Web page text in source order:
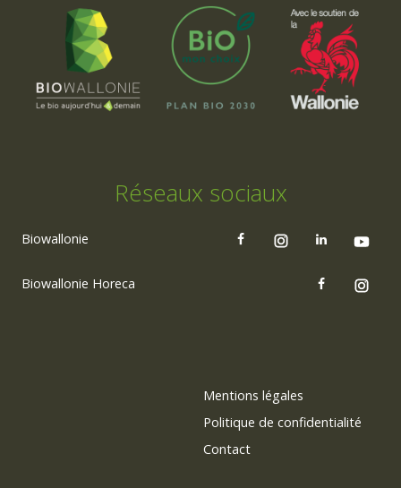
Réseaux sociaux
Biowallonie
Biowallonie Horeca
Mentions légales
Politique de confidentialité
Contact